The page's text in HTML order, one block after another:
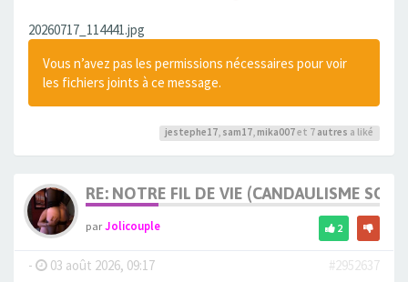
20260717_114441.jpg
Vous n’avez pas les permissions nécessaires pour voir
les fichiers joints à ce message.
jestephe17, sam17, mika007et 7 autres a liké
RE: NOTRE FIL DE VIE (CANDAULISME
parJolicouple 2
- 03 août 2026, 09:17
#2952637